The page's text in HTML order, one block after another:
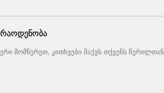
რაოდენობა
მომწერეთ, კითხვები მაქვს თქვენს წერილთან